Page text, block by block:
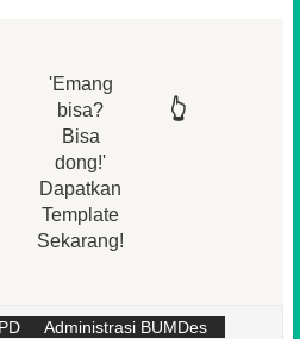
'Emang
bisa?
Bisa
dong!'
Dapatkan
Template
Sekarang!
👆
Administrasi BUMDes